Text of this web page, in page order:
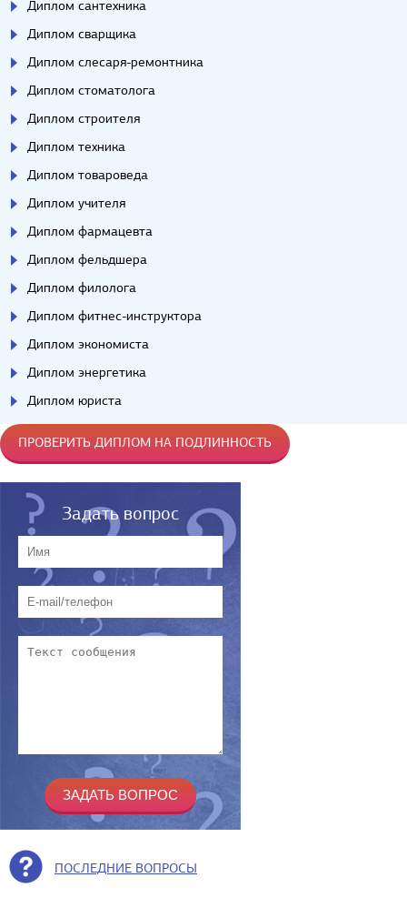
Диплом сантехника
Диплом сварщика
Диплом слесаря-ремонтника
Диплом стоматолога
Диплом строителя
Диплом техника
Диплом товароведа
Диплом учителя
Диплом фармацевта
Диплом фельдшера
Диплом филолога
Диплом фитнес-инструктора
Диплом экономиста
Диплом энергетика
Диплом юриста
ПРОВЕРИТЬ ДИПЛОМ НА ПОДЛИННОСТЬ
Задать вопрос
ПОСЛЕДНИЕ ВОПРОСЫ